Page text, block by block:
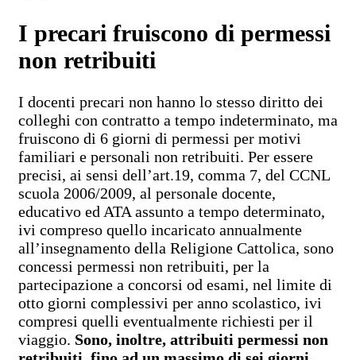
I precari fruiscono di permessi
non retribuiti
I docenti precari non hanno lo stesso diritto dei
colleghi con contratto a tempo indeterminato, ma
fruiscono di 6 giorni di permessi per motivi
familiari e personali non retribuiti. Per essere
precisi, ai sensi dell’art.19, comma 7, del CCNL
scuola 2006/2009, al personale docente,
educativo ed ATA assunto a tempo determinato,
ivi compreso quello incaricato annualmente
all’insegnamento della Religione Cattolica, sono
concessi permessi non retribuiti, per la
partecipazione a concorsi od esami, nel limite di
otto giorni complessivi per anno scolastico, ivi
compresi quelli eventualmente richiesti per il
viaggio. Sono, inoltre, attribuiti permessi non